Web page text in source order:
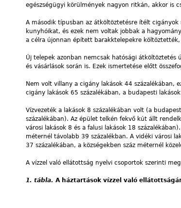
egészségügyi körülmények nagyon ritkán, akkor is
A második típusban az átköltöztetésre ítélt
kunyhóikat, és ezek nem voltak jobbak a
a célra újonnan épített barakktelepekre
Új telepek azonban nemcsak hatósági átköltöztetés
és vásárlások során is. Ezek ismertetése előtt
Nem volt villany a cigány lakások 44 százalékában,
cigány lakások 65 százalékában, a budapesti
Vízvezeték a lakások 8 százalékában volt (a
százalékában). Az épület telkén fekvő kút állt
városi lakások 8 és a falusi lakások 18
méternél távolabb 39 százalékban. A vidéki városi
37 százalékában, a községekben száz méternél
A vízzel való ellátottság nyelvi csoportok szerinti
1. tábla. A háztartások vízzel való